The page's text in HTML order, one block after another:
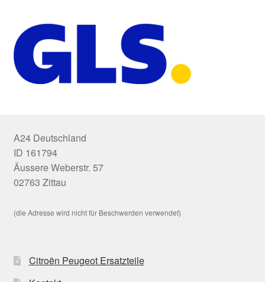
A24 Deutschland
ID 161794
Äussere Weberstr. 57
02763 Zittau
(die Adresse wird nicht für Beschwerden verwendet)
Citroën Peugeot Ersatzteile